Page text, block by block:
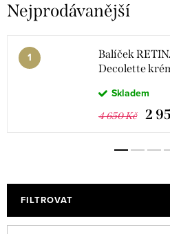
Nejprodávanější
Balíček
Decolette
Skladem
4 650 Kč 2
FILTROVAT